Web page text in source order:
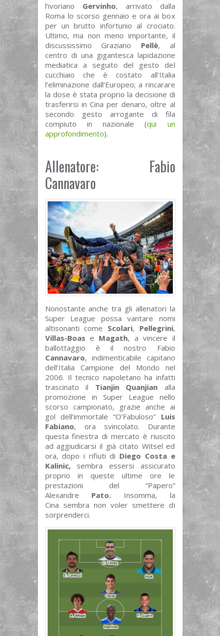
l’ivoriano Gervinho, arrivato dalla
Roma lo scorso gennaio e ora ai box
per un brutto infortunio al crociato.
Ultimo, ma non meno importante, il
discussissimo Graziano Pellè, al
centro di una gigantesca lapidazione
mediatica a seguito del gesto del
cucchiaio che è costato all’Italia
l’eliminazione dall’Europeo; a rincarare
la dose è stata proprio la decisione di
trasferirsi in Cina per denaro, oltre al
secondo gesto arrogante di fila
compiuto in nazionale (qui un
approfondimento).
Allenatore: Fabio
Cannavaro
Nonostante anche tra gli allenatori la
Super League possa vantare nomi
altisonanti come Scolari, Pellegrini,
Villas-Boas e Magath, a vincere il
ballottaggio è il nostro Fabio
Cannavaro, indimenticabile capitano
dell’Italia Campione del Mondo nel
2006. Il tecnico napoletano ha infatti
trascinato il Tianjin Quanjian alla
promozione in Super League nello
scorso campionato, grazie anche ai
gol dell’immortale “O’Fabuloso” Luis
Fabiano, ora svincolato. Durante
questa finestra di mercato è riuscito
ad aggiudicarsi il già citato Witsel ed
ora, dopo i rifiuti di Diego Costa e
Kalinic, sembra essersi assicurato
proprio in queste ultime ore le
prestazioni del “Papero”
Alexandre Pato. Insomma, la
Cina sembra non voler smettere di
sorprenderci.